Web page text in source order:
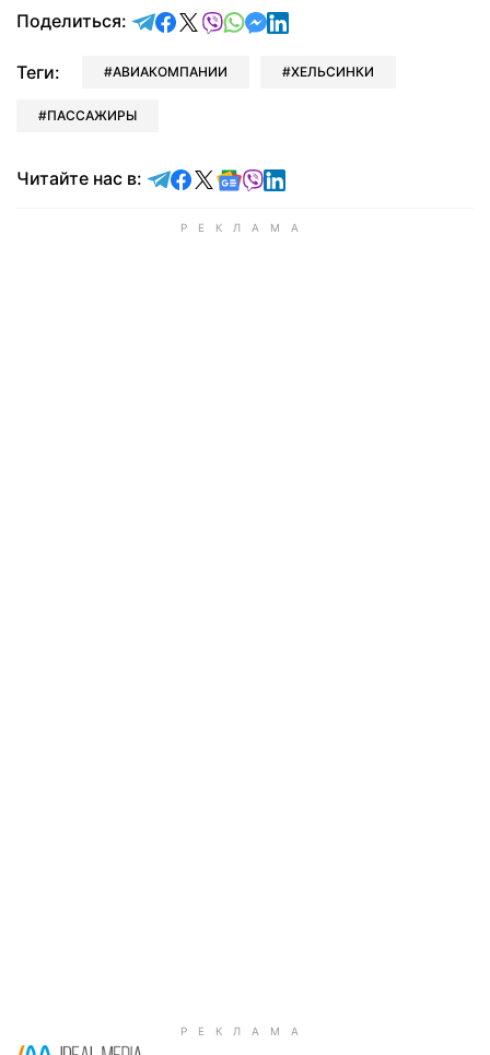
Поделиться: отправить в Telegram
поделиться в Facebook
поделиться в X
отправить в Viber
отправить в Whatsapp
отправить в Messenger
отправить в LinkedIn
Теги: АВИАКОМПАНИИ ХЕЛЬСИНКИ
ПАССАЖИРЫ
Читайте нас в: Читайте в Telegram
Читайте в Facebook
Читайте в X
Читайте в Google news
Читайте в Viber
Читайте в LinkedIn